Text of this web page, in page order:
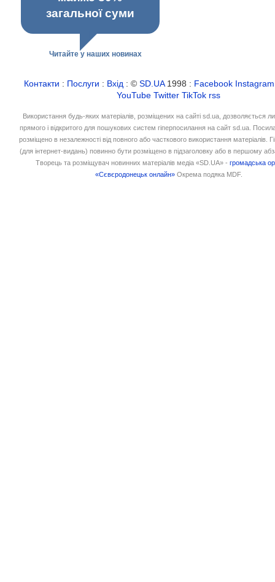
загальної суми
Читайте у наших новинах
Контакти : Послуги : Вхід : ©SD.UA1998 : Facebook Instagram
YouTube Twitter TikTok rss
Використання будь-яких матеріалів, розміщених на сайті sd.ua, дозволяється
прямого і відкритого для пошукових систем гіперпосилання на сайт sd.ua.
розміщено в незалежності від повного або часткового використання матеріалів.
(для інтернет-видань) повинно бути розміщено в підзаголовку або в першому
Творець та розміщувач новинних матеріалів медіа «SD.UA» -громадська
«Сєвєродонецьк онлайн» Окрема подяка MDF.